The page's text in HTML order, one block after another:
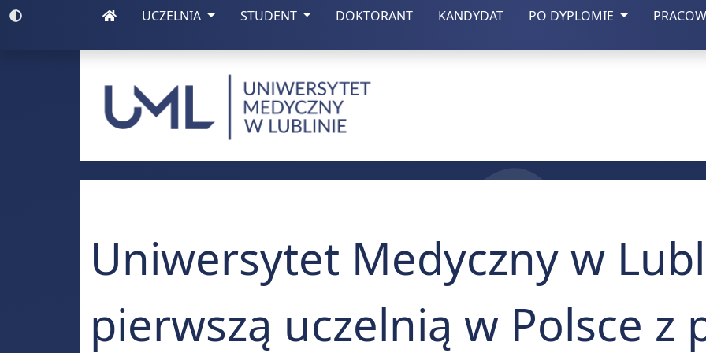
Włącz wysoki kontrast UCZELNIA STUDENT DOKTORANT(otwiera się w nowej zakładce)
KANDYDAT(otwiera się w nowej zakładce)
PO DYPLOMIE
(otwiera się w nowej zakładce)
(otwiera się w nowej zakładce)
Uniwersytet Medyczny w Lublinie
Uniwersytet Medyczny w
pierwszą uczelnią w Polsce z